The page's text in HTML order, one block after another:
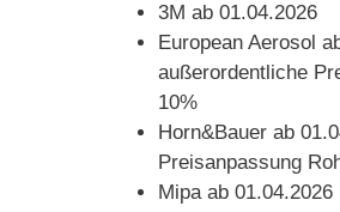
3M ab 01.04.2026
European Aerosol
außerordentliche
10%
Horn&Bauer ab
Preisanpassung
Mipa ab 01.04.2026